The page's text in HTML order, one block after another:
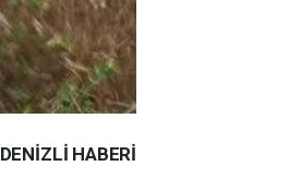
DENIZLI HABERİ